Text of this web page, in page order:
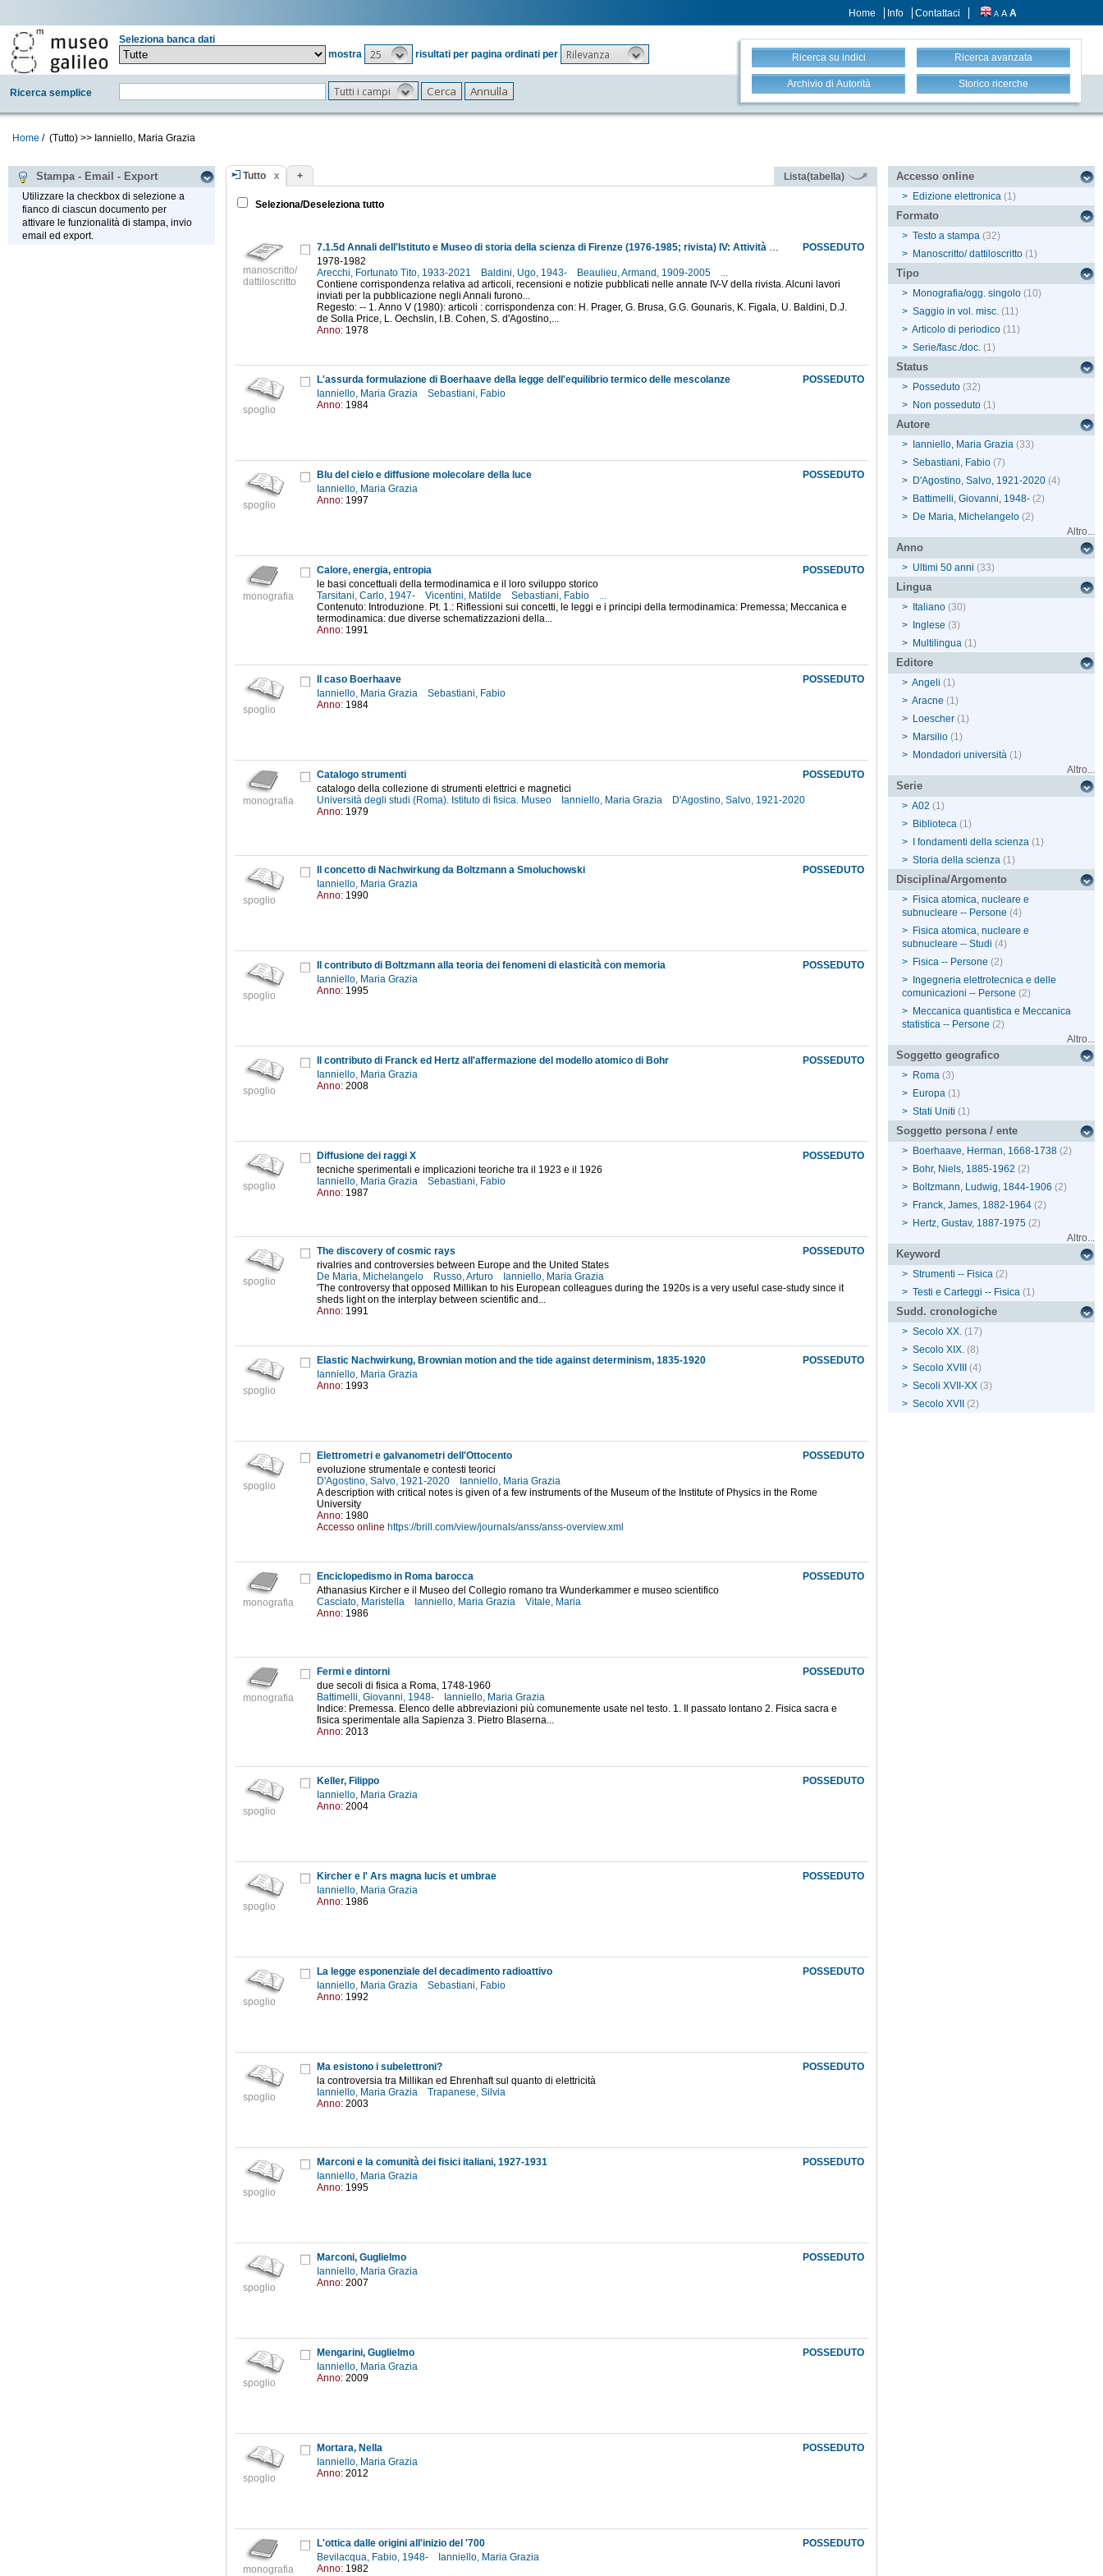
Home Info Contattaci A A A
Seleziona banca dati
mostra
25 risultati per pagina ordinati per Rilevanza
Ricerca semplice Tutti i campi
Ricerca su indici Ricerca avanzata
Archivio di Autorità Storico ricerche
Home / (Tutto) >> Ianniello, Maria Grazia
Stampa - Email - Export
Utilizzare la checkbox di selezione a
fianco di ciascun documento per
attivare le funzionalità di stampa, invio
email ed export.
Tutto + Lista(tabella)
Seleziona/Deseleziona tutto
manoscritto/
dattiloscritto
POSSEDUTO
7.1.5d Annali dell'Istituto e Museo di storia della scienza di Firenze (1976-1985; rivista) IV: Attività redazionale per le annate V-VI
1978-1982
Arecchi, Fortunato Tito, 1933-2021
Baldini, Ugo, 1943- Beaulieu, Armand, 1909-2005
...
Contiene corrispondenza relativa ad articoli, recensioni e notizie pubblicati nelle annate IV-V della rivista. Alcuni lavori
inviati per la pubblicazione negli Annali furono...
Regesto: -- 1. Anno V (1980): articoli : corrispondenza con: H. Prager, G. Brusa, G.G. Gounaris, K. Figala, U. Baldini, D.J.
de Solla Price, L. Oechslin, I.B. Cohen, S. d'Agostino,...
Anno: 1978
spoglio
POSSEDUTO
L'assurda formulazione di Boerhaave della legge dell'equilibrio termico delle mescolanze
Ianniello, Maria Grazia
Sebastiani, Fabio
Anno: 1984
spoglio
POSSEDUTO
Blu del cielo e diffusione molecolare della luce
Ianniello, Maria Grazia
Anno: 1997
monografia
POSSEDUTO
Calore, energia, entropia
le basi concettuali della termodinamica e il loro sviluppo storico
Tarsitani, Carlo, 1947-
Vicentini, Matilde Sebastiani, Fabio
...
Contenuto: Introduzione. Pt. 1.: Riflessioni sui concetti, le leggi e i principi della termodinamica: Premessa; Meccanica e
termodinamica: due diverse schematizzazioni della...
Anno: 1991
spoglio
POSSEDUTO
Il caso Boerhaave
Ianniello, Maria Grazia
Sebastiani, Fabio
Anno: 1984
monografia
POSSEDUTO
Catalogo strumenti
catalogo della collezione di strumenti elettrici e magnetici
Università degli studi (Roma). Istituto di fisica. Museo
Ianniello, Maria Grazia
D'Agostino, Salvo, 1921-2020
Anno: 1979
spoglio
POSSEDUTO
Il concetto di Nachwirkung da Boltzmann a Smoluchowski
Ianniello, Maria Grazia
Anno: 1990
spoglio
POSSEDUTO
Il contributo di Boltzmann alla teoria dei fenomeni di elasticità con memoria
Ianniello, Maria Grazia
Anno: 1995
spoglio
POSSEDUTO
Il contributo di Franck ed Hertz all'affermazione del modello atomico di Bohr
Ianniello, Maria Grazia
Anno: 2008
spoglio
POSSEDUTO
Diffusione dei raggi X
tecniche sperimentali e implicazioni teoriche tra il 1923 e il 1926
Ianniello, Maria Grazia
Sebastiani, Fabio
Anno: 1987
spoglio
POSSEDUTO
The discovery of cosmic rays
rivalries and controversies between Europe and the United States
De Maria, Michelangelo
Russo, Arturo
Ianniello, Maria Grazia
'The controversy that opposed Millikan to his European colleagues during the 1920s is a very useful case-study since it
sheds light on the interplay between scientific and...
Anno: 1991
spoglio
POSSEDUTO
Elastic Nachwirkung, Brownian motion and the tide against determinism, 1835-1920
Ianniello, Maria Grazia
Anno: 1993
spoglio
POSSEDUTO
Elettrometri e galvanometri dell'Ottocento
evoluzione strumentale e contesti teorici
D'Agostino, Salvo, 1921-2020
Ianniello, Maria Grazia
A description with critical notes is given of a few instruments of the Museum of the Institute of Physics in the Rome
University
Anno: 1980
Accesso online https://brill.com/view/journals/anss/anss-overview.xml
monografia
POSSEDUTO
Enciclopedismo in Roma barocca
Athanasius Kircher e il Museo del Collegio romano tra Wunderkammer e museo scientifico
Casciato, Maristella
Ianniello, Maria Grazia
Vitale, Maria
Anno: 1986
monografia
POSSEDUTO
Fermi e dintorni
due secoli di fisica a Roma, 1748-1960
Battimelli, Giovanni, 1948-
Ianniello, Maria Grazia
Indice: Premessa. Elenco delle abbreviazioni più comunemente usate nel testo. 1. Il passato lontano 2. Fisica sacra e
fisica sperimentale alla Sapienza 3. Pietro Blaserna...
Anno: 2013
spoglio
POSSEDUTO
Keller, Filippo
Ianniello, Maria Grazia
Anno: 2004
spoglio
POSSEDUTO
Kircher e l' Ars magna lucis et umbrae
Ianniello, Maria Grazia
Anno: 1986
spoglio
POSSEDUTO
La legge esponenziale del decadimento radioattivo
Ianniello, Maria Grazia
Sebastiani, Fabio
Anno: 1992
spoglio
POSSEDUTO
Ma esistono i subelettroni?
la controversia tra Millikan ed Ehrenhaft sul quanto di elettricità
Ianniello, Maria Grazia
Trapanese, Silvia
Anno: 2003
spoglio
POSSEDUTO
Marconi e la comunità dei fisici italiani, 1927-1931
Ianniello, Maria Grazia
Anno: 1995
spoglio
POSSEDUTO
Marconi, Guglielmo
Ianniello, Maria Grazia
Anno: 2007
spoglio
POSSEDUTO
Mengarini, Guglielmo
Ianniello, Maria Grazia
Anno: 2009
spoglio
POSSEDUTO
Mortara, Nella
Ianniello, Maria Grazia
Anno: 2012
monografia
POSSEDUTO
L'ottica dalle origini all'inizio del '700
Bevilacqua, Fabio, 1948-
Ianniello, Maria Grazia
Anno: 1982
Accesso online
> Edizione elettronica (1)
Formato
> Testo a stampa (32)
> Manoscritto/ dattiloscritto (1)
Tipo
> Monografia/ogg. singolo (10)
> Saggio in vol. misc. (11)
> Articolo di periodico (11)
> Serie/fasc./doc. (1)
Status
> Posseduto (32)
> Non posseduto (1)
Autore
> Ianniello, Maria Grazia (33)
> Sebastiani, Fabio (7)
> D'Agostino, Salvo, 1921-2020 (4)
> Battimelli, Giovanni, 1948- (2)
> De Maria, Michelangelo (2)
Altro...
Anno
> Ultimi 50 anni (33)
Lingua
> Italiano (30)
>
Inglese (3)
> Multilingua (1)
Editore
> Angeli (1)
> Aracne (1)
> Loescher (1)
> Marsilio (1)
> Mondadori università (1)
Altro...
Serie
> A02 (1)
> Biblioteca (1)
>
I fondamenti della scienza (1)
> Storia della scienza (1)
Disciplina/Argomento
> Fisica atomica, nucleare e
subnucleare -- Persone (4)
> Fisica atomica, nucleare e
subnucleare -- Studi (4)
> Fisica -- Persone (2)
>
Ingegneria elettrotecnica e delle
comunicazioni -- Persone (2)
> Meccanica quantistica e Meccanica
statistica -- Persone (2)
Altro...
Soggetto geografico
> Roma (3)
> Europa (1)
> Stati Uniti (1)
Soggetto persona / ente
> Boerhaave, Herman, 1668-1738 (2)
> Bohr, Niels, 1885-1962 (2)
> Boltzmann, Ludwig, 1844-1906 (2)
> Franck, James, 1882-1964 (2)
> Hertz, Gustav, 1887-1975 (2)
Altro...
Keyword
> Strumenti -- Fisica (2)
> Testi e Carteggi -- Fisica (1)
Sudd. cronologiche
> Secolo XX. (17)
> Secolo XIX. (8)
> Secolo XVIII
(4)
> Secoli XVII-XX (3)
> Secolo XVII (2)